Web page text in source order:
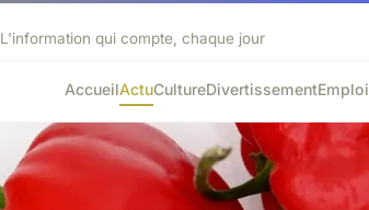
L'information qui compte, chaque jour
AccueilActuCultureDivertissementEmploi